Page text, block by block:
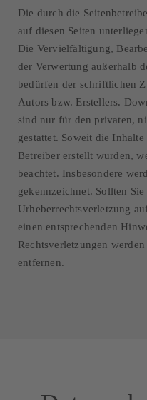
Die durch die
auf diesen Seiten
Die Vervielfältigung,
der Verwertung außerhalb
bedürfen der schriftlichen
Autors bzw. Erstellers.
sind nur für den privaten,
gestattet. Soweit die
Betreiber erstellt wurden,
beachtet. Insbesondere
gekennzeichnet. Sollten
Urheberrechtsverletzung
einen entsprechenden
Rechtsverletzungen
entfernen.